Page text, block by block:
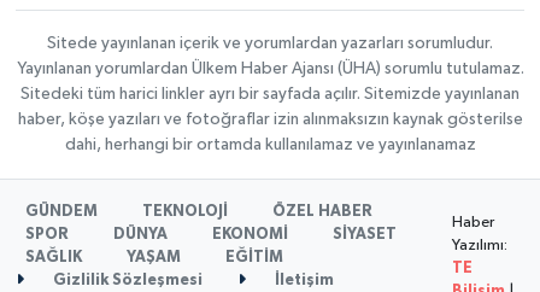
Sitede yayınlanan içerik ve yorumlardan yazarları sorumludur.
Yayınlanan yorumlardan Ülkem Haber Ajansı (ÜHA) sorumlu tutulamaz.
Sitedeki tüm harici linkler ayrı bir sayfada açılır. Sitemizde yayınlanan
haber, köşe yazıları ve fotoğraflar izin alınmaksızın kaynak gösterilse
dahi, herhangi bir ortamda kullanılamaz ve yayınlanamaz
GÜNDEM TEKNOLOJİ
ÖZEL HABER
SPOR
DÜNYA EKONOMİ
SİYASET
SAĞLIK
YAŞAM
EĞİTİM
Gizlilik Sözleşmesi
İletişim
Haber
Yazılımı:
TE